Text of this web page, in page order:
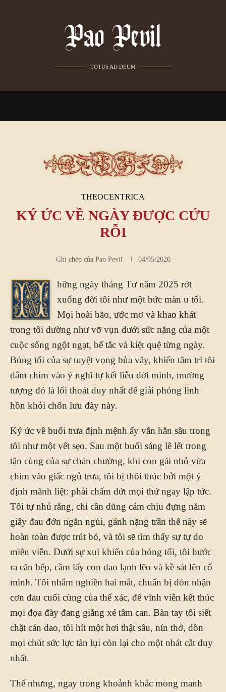
TOTUS AD DEUM
THEOCENTRICA
KÝ ỨC VỀ NGÀY ĐƯỢC CỨU
RỖI
Ghi chép của Pao Pevil 04/05/2026
N
hững ngày tháng Tư năm 2025 rớt
xuống đời tôi như một bức màn u tối.
Mọi hoài bão, ước mơ và khao khát
trong tôi dường như vỡ vụn dưới sức nặng của một
cuộc sống ngột ngạt, bế tắc và kiệt quệ từng ngày.
Bóng tối của sự tuyệt vọng bủa vây, khiến tâm trí tôi
đắm chìm vào ý nghĩ tự kết liễu đời mình, mường
tượng đó là lối thoát duy nhất để giải phóng linh
hồn khỏi chốn lưu đày này.
Ký ức về buổi trưa định mệnh ấy vẫn hằn sâu trong
tôi như một vết sẹo. Sau một buổi sáng lê lết trong
tận cùng của sự chán chường, khi con gái nhỏ vừa
chìm vào giấc ngủ trưa, tôi bị thôi thúc bởi một ý
định mãnh liệt: phải chấm dứt mọi thứ ngay lập tức.
Tôi tự nhủ rằng, chỉ cần dũng cảm chịu đựng năm
giây đau đớn ngắn ngủi, gánh nặng trần thế này sẽ
hoàn toàn được trút bỏ, và tôi sẽ tìm thấy sự tự do
miên viễn. Dưới sự xui khiến của bóng tối, tôi bước
ra căn bếp, cầm lấy con dao lạnh lẽo và kề sát lên cổ
mình. Tôi nhắm nghiền hai mắt, chuẩn bị đón nhận
cơn đau cuối cùng của thể xác, để vĩnh viễn kết thúc
mọi đọa đày đang giằng xé tâm can. Bàn tay tôi siết
chặt cán dao, tôi hít một hơi thật sâu, nín thở, dồn
mọi chút sức lực tàn lụi còn lại cho một nhát cắt duy
nhất.
Thế nhưng, ngay trong khoảnh khắc mong manh